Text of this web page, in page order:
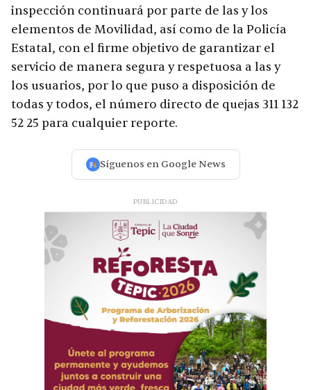
inspección continuará por parte de las y los
elementos de Movilidad, así como de la Policía
Estatal, con el firme objetivo de garantizar el
servicio de manera segura y respetuosa a las y
los usuarios, por lo que puso a disposición de
todas y todos, el número directo de quejas 311 132
52 25 para cualquier reporte.
Síguenos en Google News
PUBLICIDAD